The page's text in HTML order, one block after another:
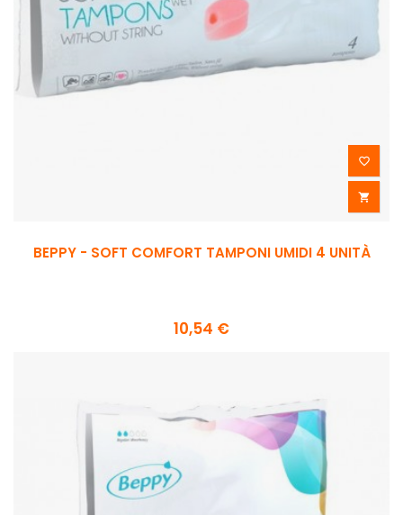


BEPPY - SOFT COMFORT TAMPONI UMIDI 4 UNITÀ
10,54 €